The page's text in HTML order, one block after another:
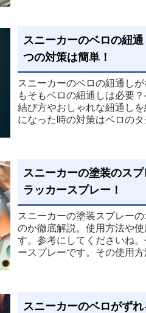
スニーカーのベロの紐
つの対策は簡単！
スニーカーのベロの紐通し
もそもベロの紐通しは必要
結び方やおしゃれな紐通し
になった時の対策はベロの
スニーカーの塗装のス
ラッカースプレー！
スニーカーの塗装スプレー
のか徹底解説。使用方法や
す。参考にしてくださいね
ースプレーです。その使用
スニーカーのベロがず